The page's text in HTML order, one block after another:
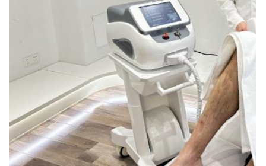
tecnico video, Installazione sul campo, messa
Warranty:
Epilazione permanente epilazione laser portatile a 808
diodi
12*12mm 12*20mm 15*27mm facoltativo
Laser Wavelength:
808nm-810nm
Laser Bars:
6-16 barre